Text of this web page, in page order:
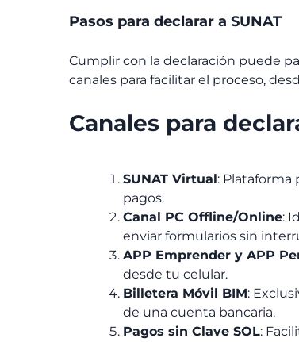
Pasos para declarar a SUNAT
Cumplir con la declaración puede
canales para facilitar el proceso,
Canales para
SUNAT Virtual: Plataforma
pagos.
Canal PC Offline/Online:
enviar formularios sin
APP Emprender y APP
desde tu celular.
Billetera Móvil BIM:
de una cuenta bancaria.
Pagos sin Clave SOL: